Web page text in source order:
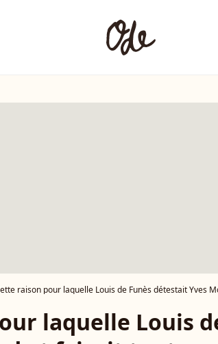
raison pour laquelle Louis de Funès détestait Yves
laquelle Louis